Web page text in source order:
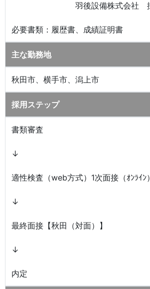
羽後設備株式会社 採
必要書類：履歴書、成績証明書
主な勤務地
秋田市、横手市、潟上市
採用ステップ
書類審査
↓
適性検査（web方式）1次面接（ｵﾝﾗｲﾝ）
↓
最終面接【秋田（対面）】
↓
内定